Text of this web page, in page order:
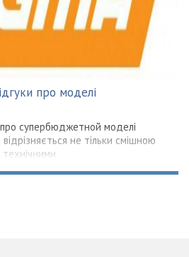
про моделі
супербюджетной моделі
не тільки смішною
технічними